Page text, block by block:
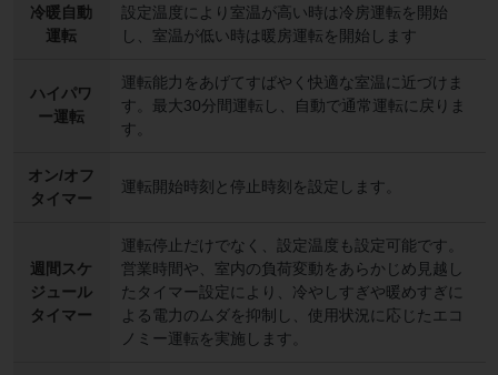
冷暖自動
運転
設定温度により室温が高い時は冷房運転を開始
し、室温が低い時は暖房運転を開始します
ハイパワ
ー運転
運転能力をあげてすばやく快適な室温に近づけま
す。最大30分間運転し、自動で通常運転に戻りま
す。
オン/オフ
タイマー
運転開始時刻と停止時刻を設定します。
週間スケ
ジュール
タイマー
運転停止だけでなく、設定温度も設定可能です。
営業時間や、室内の負荷変動をあらかじめ見越し
たタイマー設定により、冷やしすぎや暖めすぎに
よる電力のムダを抑制し、使用状況に応じたエコ
ノミー運転を実施します。